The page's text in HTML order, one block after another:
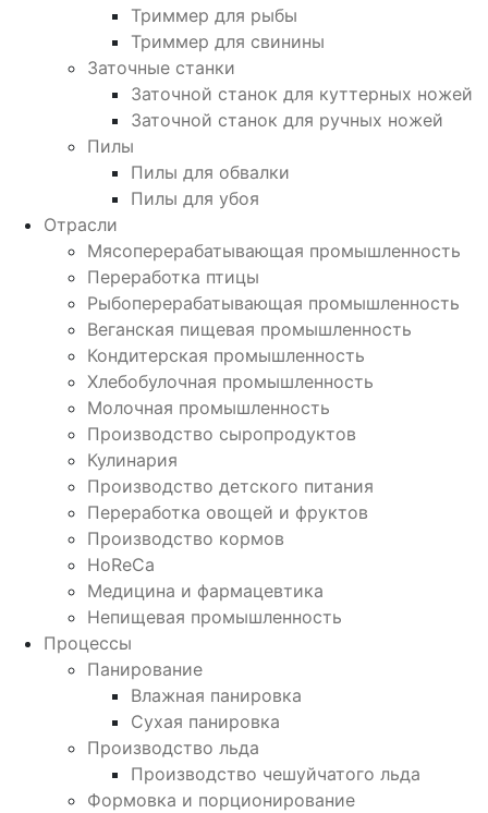
Триммер для рыбы
Триммер для свинины
Заточные станки
Заточной станок для куттерных ножей
Заточной станок для ручных ножей
Пилы
Пилы для обвалки
Пилы для убоя
Отрасли
Мясоперерабатывающая промышленность
Переработка птицы
Рыбоперерабатывающая промышленность
Веганская пищевая промышленность
Кондитерская промышленность
Хлебобулочная промышленность
Молочная промышленность
Производство сыропродуктов
Кулинария
Производство детского питания
Переработка овощей и фруктов
Производство кормов
HoReCa
Медицина и фармацевтика
Непищевая промышленность
Процессы
Панирование
Влажная панировка
Сухая панировка
Производство льда
Производство чешуйчатого льда
Формовка и порционирование